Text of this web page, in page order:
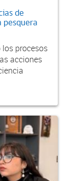
de
los procesos
acciones